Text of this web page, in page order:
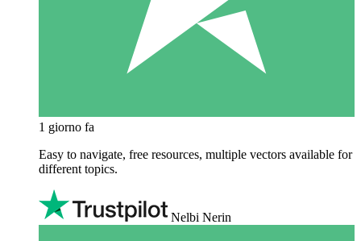
1 giorno fa
Easy to navigate, free resources, multiple vectors available for
different topics.
Nelbi Nerin